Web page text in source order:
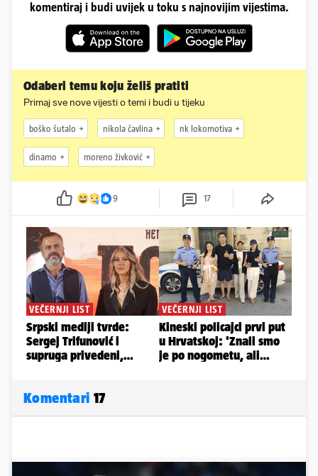
komentiraj i budi uvijek u toku s najnovijim vijestima.
Odaberi temu koju želiš pratiti
Primaj sve nove vijesti o temi i budi u tijeku
boško šutalo nikola čavlina nk lokomotiva
dinamo moreno živković
9 17
Komentari 17